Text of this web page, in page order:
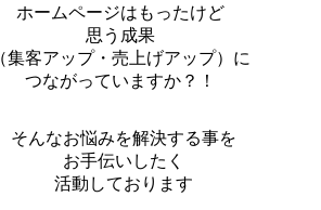
ホームページはもったけど
思う成果
（集客アップ・売上げアップ）に
つながっていますか？！
そんなお悩みを解決する事を
お手伝いしたく
活動しております